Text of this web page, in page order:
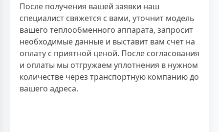
После получения вашей заявки наш
специалист свяжется с вами, уточнит модель
вашего теплообменного аппарата, запросит
необходимые данные и выставит вам счет на
оплату с приятной ценой. После согласования
и оплаты мы отгружаем уплотнения в нужном
количестве через транспортную компанию до
вашего адреса.